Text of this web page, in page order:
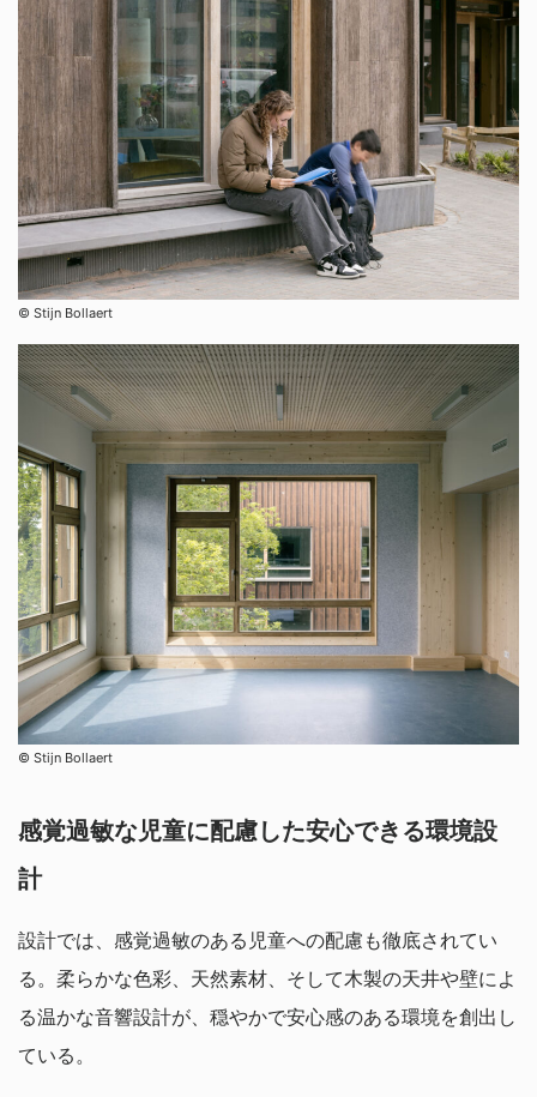
©︎ Stijn Bollaert
©︎ Stijn Bollaert
感覚過敏な児童に配慮した安心できる環境設
計
設計では、感覚過敏のある児童への配慮も徹底されてい
る。柔らかな色彩、天然素材、そして木製の天井や壁によ
る温かな音響設計が、穏やかで安心感のある環境を創出し
ている。